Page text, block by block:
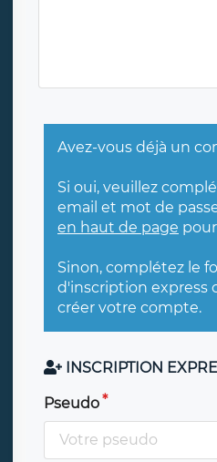
Avez-vous déjà un
Si oui, veuillez
email et mot de
en haut de page
Sinon, complétez le
d'inscription express
créer votre compte.
INSCRIPTION
Pseudo